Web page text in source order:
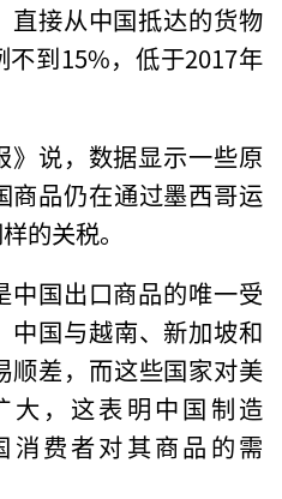
直接从中国抵达的货物
不到15%，低于2017年
》说，数据显示一些原
商品仍在通过墨西哥运
的关税。
中国出口商品的唯一受
中国与越南、新加坡和
顺差，而这些国家对美
大，这表明中国制造
费者对其商品的需